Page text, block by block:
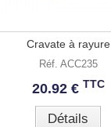
Cravate à rayure
Réf. ACC235
20.92 € TTC
Détails